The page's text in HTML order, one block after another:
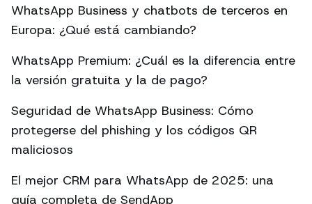
WhatsApp Business y chatbots de terceros en
Europa: ¿Qué está cambiando?
WhatsApp Premium: ¿Cuál es la diferencia entre
la versión gratuita y la de pago?
Seguridad de WhatsApp Business: Cómo
protegerse del phishing y los códigos QR
maliciosos
El mejor CRM para WhatsApp de 2025: una
guía completa de SendApp